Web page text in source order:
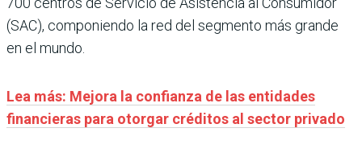
(SAC), componiendo la red del segmento más grande
en el mundo.
Lea más: Mejora la confianza de las entidades
financieras para otorgar créditos al sector privado